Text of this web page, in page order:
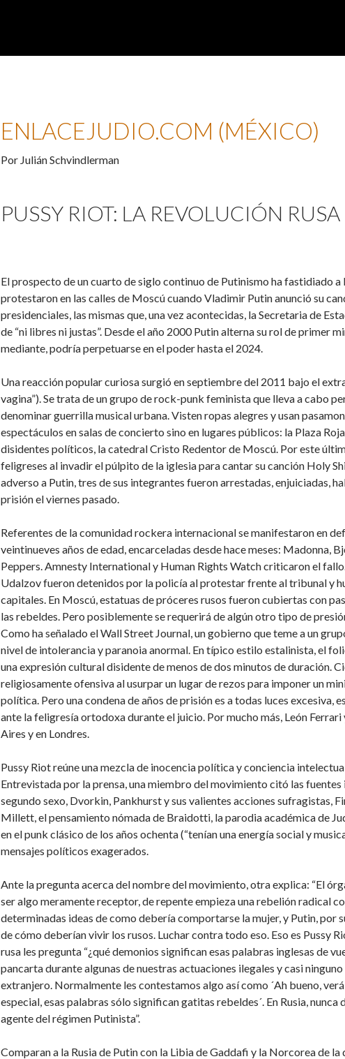
ENLACEJUDIO.COM (MÉXICO)
Por Julián Schvindlerman
PUSSY RIOT: LA REVOLUCIÓN
El prospecto de un cuarto de siglo continuo de Putinismo ha fastidiado a
protestaron en las calles de Moscú cuando Vladimir Putin anunció su
presidenciales, las mismas que, una vez acontecidas, la Secretaria de
de “ni libres ni justas”. Desde el año 2000 Putin alterna su rol de primer
mediante, podría perpetuarse en el poder hasta el 2024.
Una reacción popular curiosa surgió en septiembre del 2011 bajo el
vagina”). Se trata de un grupo de rock-punk feminista que lleva a cabo
denominar guerrilla musical urbana. Visten ropas alegres y usan
espectáculos en salas de concierto sino en lugares públicos: la Plaza
disidentes políticos, la catedral Cristo Redentor de Moscú. Por este
feligreses al invadir el púlpito de la iglesia para cantar su canción Holy
adverso a Putin, tres de sus integrantes fueron arrestadas, enjuiciadas,
prisión el viernes pasado.
Referentes de la comunidad rockera internacional se manifestaron en
veintinueves años de edad, encarceladas desde hace meses: Madonna,
Peppers. Amnesty International y Human Rights Watch criticaron el
Udalzov fueron detenidos por la policía al protestar frente al tribunal y
capitales. En Moscú, estatuas de próceres rusos fueron cubiertas con
las rebeldes. Pero posiblemente se requerirá de algún otro tipo de
Como ha señalado el Wall Street Journal, un gobierno que teme a un
nivel de intolerancia y paranoia anormal. En típico estilo estalinista, el
una expresión cultural disidente de menos de dos minutos de duración.
religiosamente ofensiva al usurpar un lugar de rezos para imponer un
política. Pero una condena de años de prisión es a todas luces excesiva,
ante la feligresía ortodoxa durante el juicio. Por mucho más, León
Aires y en Londres.
Pussy Riot reúne una mezcla de inocencia política y conciencia
Entrevistada por la prensa, una miembro del movimiento citó las
segundo sexo, Dvorkin, Pankhurst y sus valientes acciones sufragistas,
Millett, el pensamiento nómada de Braidotti, la parodia académica de
en el punk clásico de los años ochenta (“tenían una energía social y
mensajes políticos exagerados.
Ante la pregunta acerca del nombre del movimiento, otra explica: “El
ser algo meramente receptor, de repente empieza una rebelión radical
determinadas ideas de como debería comportarse la mujer, y Putin, por
de cómo deberían vivir los rusos. Luchar contra todo eso. Eso es Pussy
rusa les pregunta “¿qué demonios significan esas palabras inglesas de
pancarta durante algunas de nuestras actuaciones ilegales y casi
extranjero. Normalmente les contestamos algo así como ´Ah bueno,
especial, esas palabras sólo significan gatitas rebeldes´. En Rusia,
agente del régimen Putinista”.
Comparan a la Rusia de Putin con la Libia de Gaddafi y la Norcorea de